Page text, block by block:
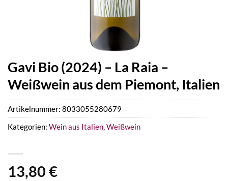
Gavi Bio (2024) – La Raia –
Weißwein aus dem Piemont, Italien
13,80 €
Artikelnummer: 8033055280679
Kategorien: Wein aus Italien,Weißwein